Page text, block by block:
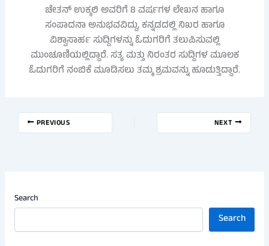
ಚೇತನ್ ಉಕ್ಕಲಿ ಅವರಿಗೆ 8 ವರ್ಷಗಳ ಲೇಖನ ಹಾಗೂ
ಸಂಪಾದನಾ ಅನುಭವವಿದ್ದು, ಕನ್ನಡದಲ್ಲಿ ನಿಖರ ಹಾಗೂ
ವಿಶ್ವಾಸಾರ್ಹ ಸುದ್ದಿಗಳನ್ನು ಓದುಗರಿಗೆ ತಲುಪಿಸುವಲ್ಲಿ
ಮುಂಚೂಣಿಯಲ್ಲಿದ್ದಾರೆ. ಸತ್ಯ ಮತ್ತು ನಿರಂತರ ಸುದ್ದಿಗಳ ಮೂಲಕ
ಓದುಗರಿಗೆ ನಂಬಿಕೆ ಮೂಡಿಸಲು ತಮ್ಮ ಶ್ರಮವನ್ನು ಹೂಡುತ್ತಿದ್ದಾರೆ.
PREVIOUS NEXT
Search
Search